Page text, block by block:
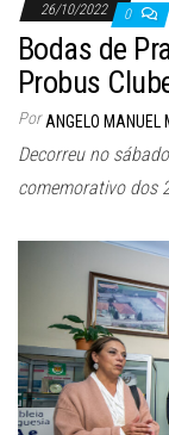
26/10/2022 0
Bodas de
Probus
Por ANGELO MANUEL
Decorreu no
comemorativo dos